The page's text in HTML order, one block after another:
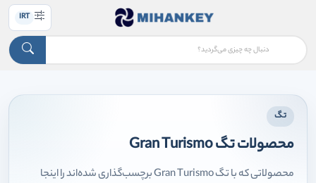
IRT
تگ
محصولات تگ Gran Turismo
محصولاتی که با تگ Gran Turismo برچسب‌گذاری شده‌اند را اینجا